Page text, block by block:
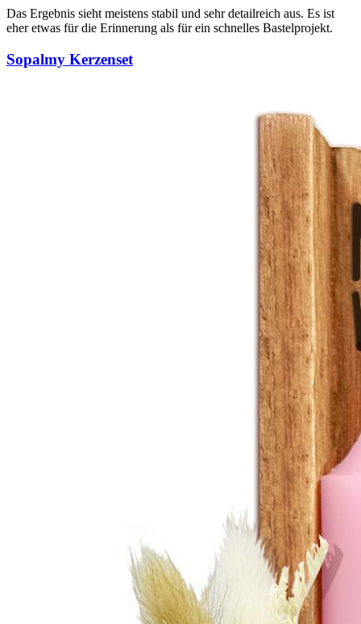
Das Ergebnis sieht meistens stabil und sehr detailreich aus. Es ist
eher etwas für die Erinnerung als für ein schnelles Bastelprojekt.
Sopalmy Kerzenset